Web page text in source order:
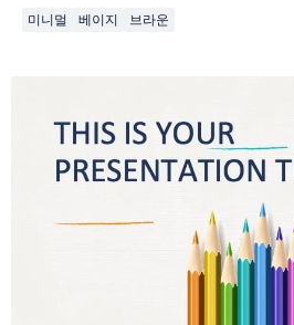
미니멀 베이지 브라운